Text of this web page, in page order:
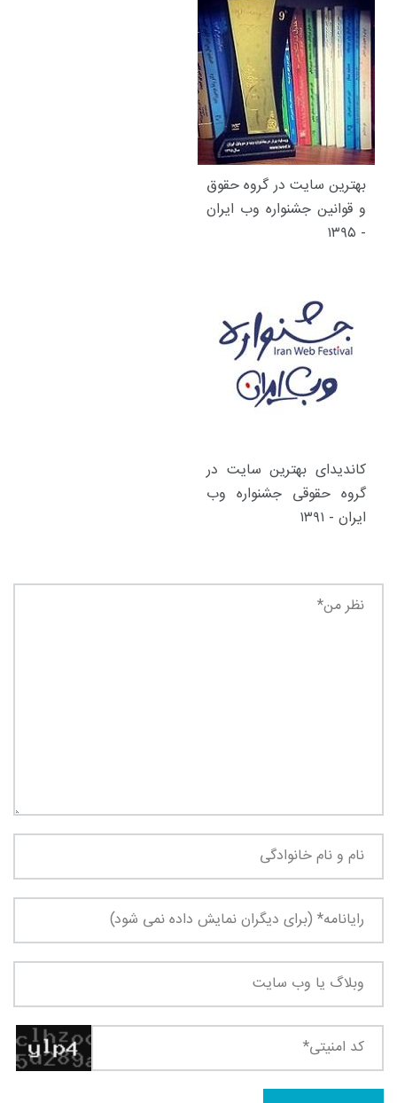
بهترین سایت در گروه حقوق
و قوانین جشنواره وب ایران
- ۱۳۹۵
کاندیدای بهترین سایت در
گروه حقوقی جشنواره وب
ایران - ۱۳۹۱